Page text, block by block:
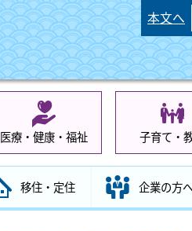
本文へ
医療・健康・福祉 子育て・
移住・定住 企業の方